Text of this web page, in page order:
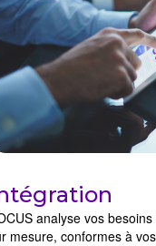
analyse vos
mesure, conformes à